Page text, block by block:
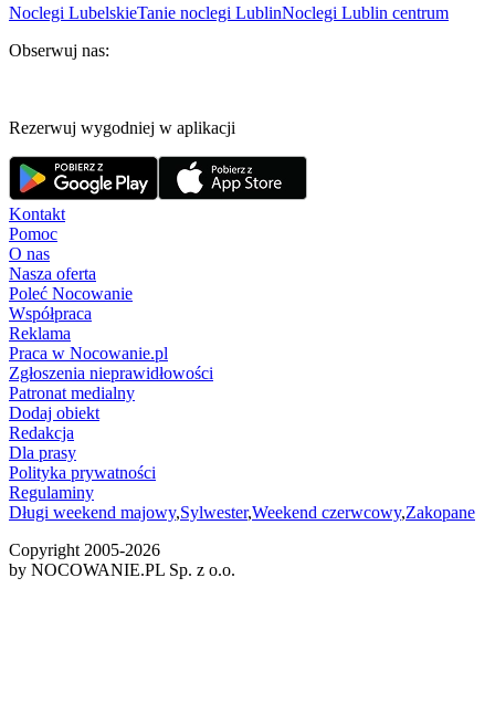
Noclegi LubelskieTanie noclegi LublinNoclegi Lublin centrum
Obserwuj nas:
Rezerwuj wygodniej w aplikacji
Kontakt
Pomoc
O nas
Nasza oferta
Poleć Nocowanie
Współpraca
Reklama
Praca w Nocowanie.pl
Zgłoszenia nieprawidłowości
Patronat medialny
Dodaj obiekt
Redakcja
Dla prasy
Polityka prywatności
Regulaminy
Długi weekend majowy,Sylwester,Weekend czerwcowy,Zakopane
Copyright 2005-2026
by NOCOWANIE.PL Sp. z o.o.